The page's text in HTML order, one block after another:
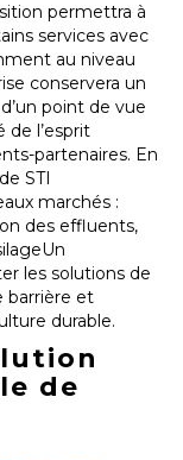
permettra à
services avec
au niveau
conservera un
point de vue
l’esprit
partenaires. En
STI
marchés :
des effluents,
les solutions de
barrière et
durable.
de